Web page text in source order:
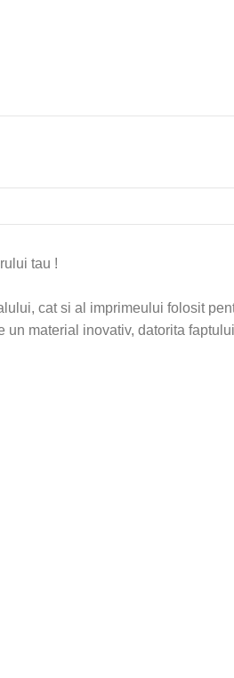
tau !
cat si al imprimeului folosit
material inovativ, datorita